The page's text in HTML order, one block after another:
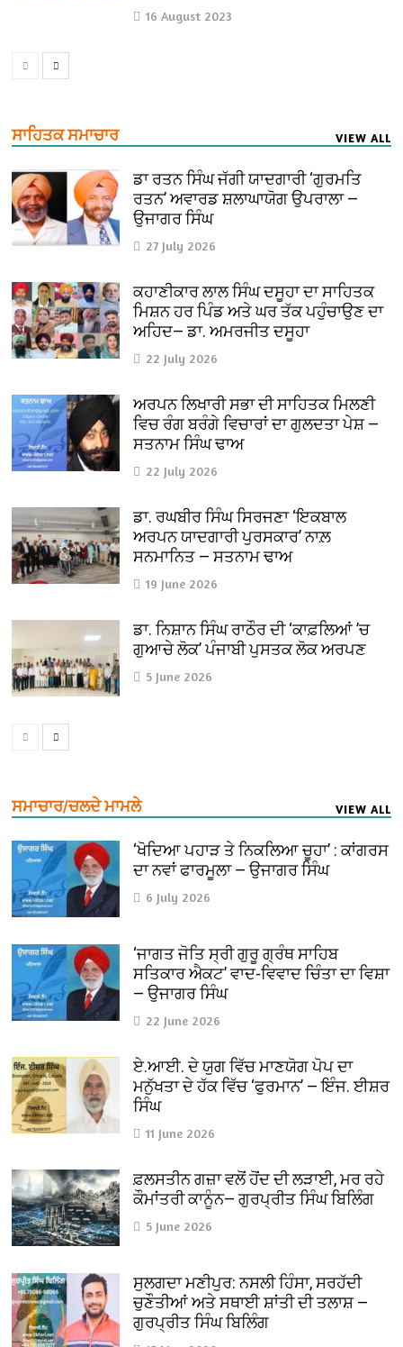
16 August 2023
ਸਾਹਿਤਕ ਸਮਾਚਾਰ VIEW ALL
ਡਾ ਰਤਨ ਸਿੰਘ ਜੱਗੀ ਯਾਦਗਾਰੀ ‘ਗੁਰਮਤਿ
ਰਤਨ’ ਅਵਾਰਡ ਸ਼ਲਾਘਾਯੋਗ ਉਪਰਾਲਾ —
ਉਜਾਗਰ ਸਿੰਘ
27 July 2026
ਕਹਾਣੀਕਾਰ ਲਾਲ ਸਿੰਘ ਦਸੂਹਾ ਦਾ ਸਾਹਿਤਕ
ਮਿਸ਼ਨ ਹਰ ਪਿੰਡ ਅਤੇ ਘਰ ਤੱਕ ਪਹੁੰਚਾਉਣ ਦਾ
ਅਹਿਦ— ਡਾ. ਅਮਰਜੀਤ ਦਸੂਹਾ
22 July 2026
ਅਰਪਨ ਲਿਖਾਰੀ ਸਭਾ ਦੀ ਸਾਹਿਤਕ ਮਿਲਣੀ
ਵਿਚ ਰੰਗ ਬਰੰਗੇ ਵਿਚਾਰਾਂ ਦਾ ਗੁਲਦਤਾ ਪੇਸ਼ —
ਸਤਨਾਮ ਸਿੰਘ ਢਾਅ
22 July 2026
ਡਾ. ਰਘਬੀਰ ਸਿੰਘ ਸਿਰਜਣਾ ‘ਇਕਬਾਲ
ਅਰਪਨ ਯਾਦਗਾਰੀ ਪੁਰਸਕਾਰ’ ਨਾਲ਼
ਸਨਮਾਨਿਤ — ਸਤਨਾਮ ਢਾਅ
19 June 2026
ਡਾ. ਨਿਸ਼ਾਨ ਸਿੰਘ ਰਾਠੌਰ ਦੀ ‘ਕਾਫ਼ਲਿਆਂ ’ਚ
ਗੁਆਚੇ ਲੋਕ’ ਪੰਜਾਬੀ ਪੁਸਤਕ ਲੋਕ ਅਰਪਣ
5 June 2026
ਸਮਾਚਾਰ/ਚਲਦੇ ਮਾਮਲੇ VIEW ALL
‘ਖੋਦਿਆ ਪਹਾੜ ਤੇ ਨਿਕਲਿਆ ਚੂਹਾ’ : ਕਾਂਗਰਸ
ਦਾ ਨਵਾਂ ਫਾਰਮੂਲਾ — ਉਜਾਗਰ ਸਿੰਘ
6 July 2026
‘ਜਾਗਤ ਜੋਤਿ ਸ੍ਰੀ ਗੁਰੂ ਗ੍ਰੰਥ ਸਾਹਿਬ
ਸਤਿਕਾਰ ਐਕਟ’ ਵਾਦ-ਵਿਵਾਦ ਚਿੰਤਾ ਦਾ ਵਿਸ਼ਾ
— ਉਜਾਗਰ ਸਿੰਘ
22 June 2026
ਏ.ਆਈ. ਦੇ ਯੁਗ ਵਿੱਚ ਮਾਣਯੋਗ ਪੋਪ ਦਾ
ਮਨੁੱਖਤਾ ਦੇ ਹੱਕ ਵਿੱਚ ‘ਫੁਰਮਾਨ’ — ਇੰਜ. ਈਸ਼ਰ
ਸਿੰਘ
11 June 2026
ਫ਼ਲਸਤੀਨ ਗਜ਼ਾ ਵਲੋਂ ਹੋਂਦ ਦੀ ਲੜਾਈ, ਮਰ ਰਹੇ
ਕੌਮਾਂਤਰੀ ਕਾਨੂੰਨ— ਗੁਰਪ੍ਰੀਤ ਸਿੰਘ ਬਿਲਿੰਗ
5 June 2026
ਸੁਲਗਦਾ ਮਣੀਪੁਰ: ਨਸਲੀ ਹਿੰਸਾ, ਸਰਹੱਦੀ
ਚੁਣੌਤੀਆਂ ਅਤੇ ਸਥਾਈ ਸ਼ਾਂਤੀ ਦੀ ਤਲਾਸ਼ —
ਗੁਰਪ੍ਰੀਤ ਸਿੰਘ ਬਿਲਿੰਗ